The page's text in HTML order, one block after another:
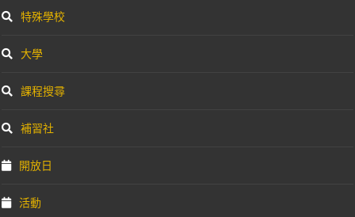
特殊學校
大學
課程搜尋
補習社
開放日
活動